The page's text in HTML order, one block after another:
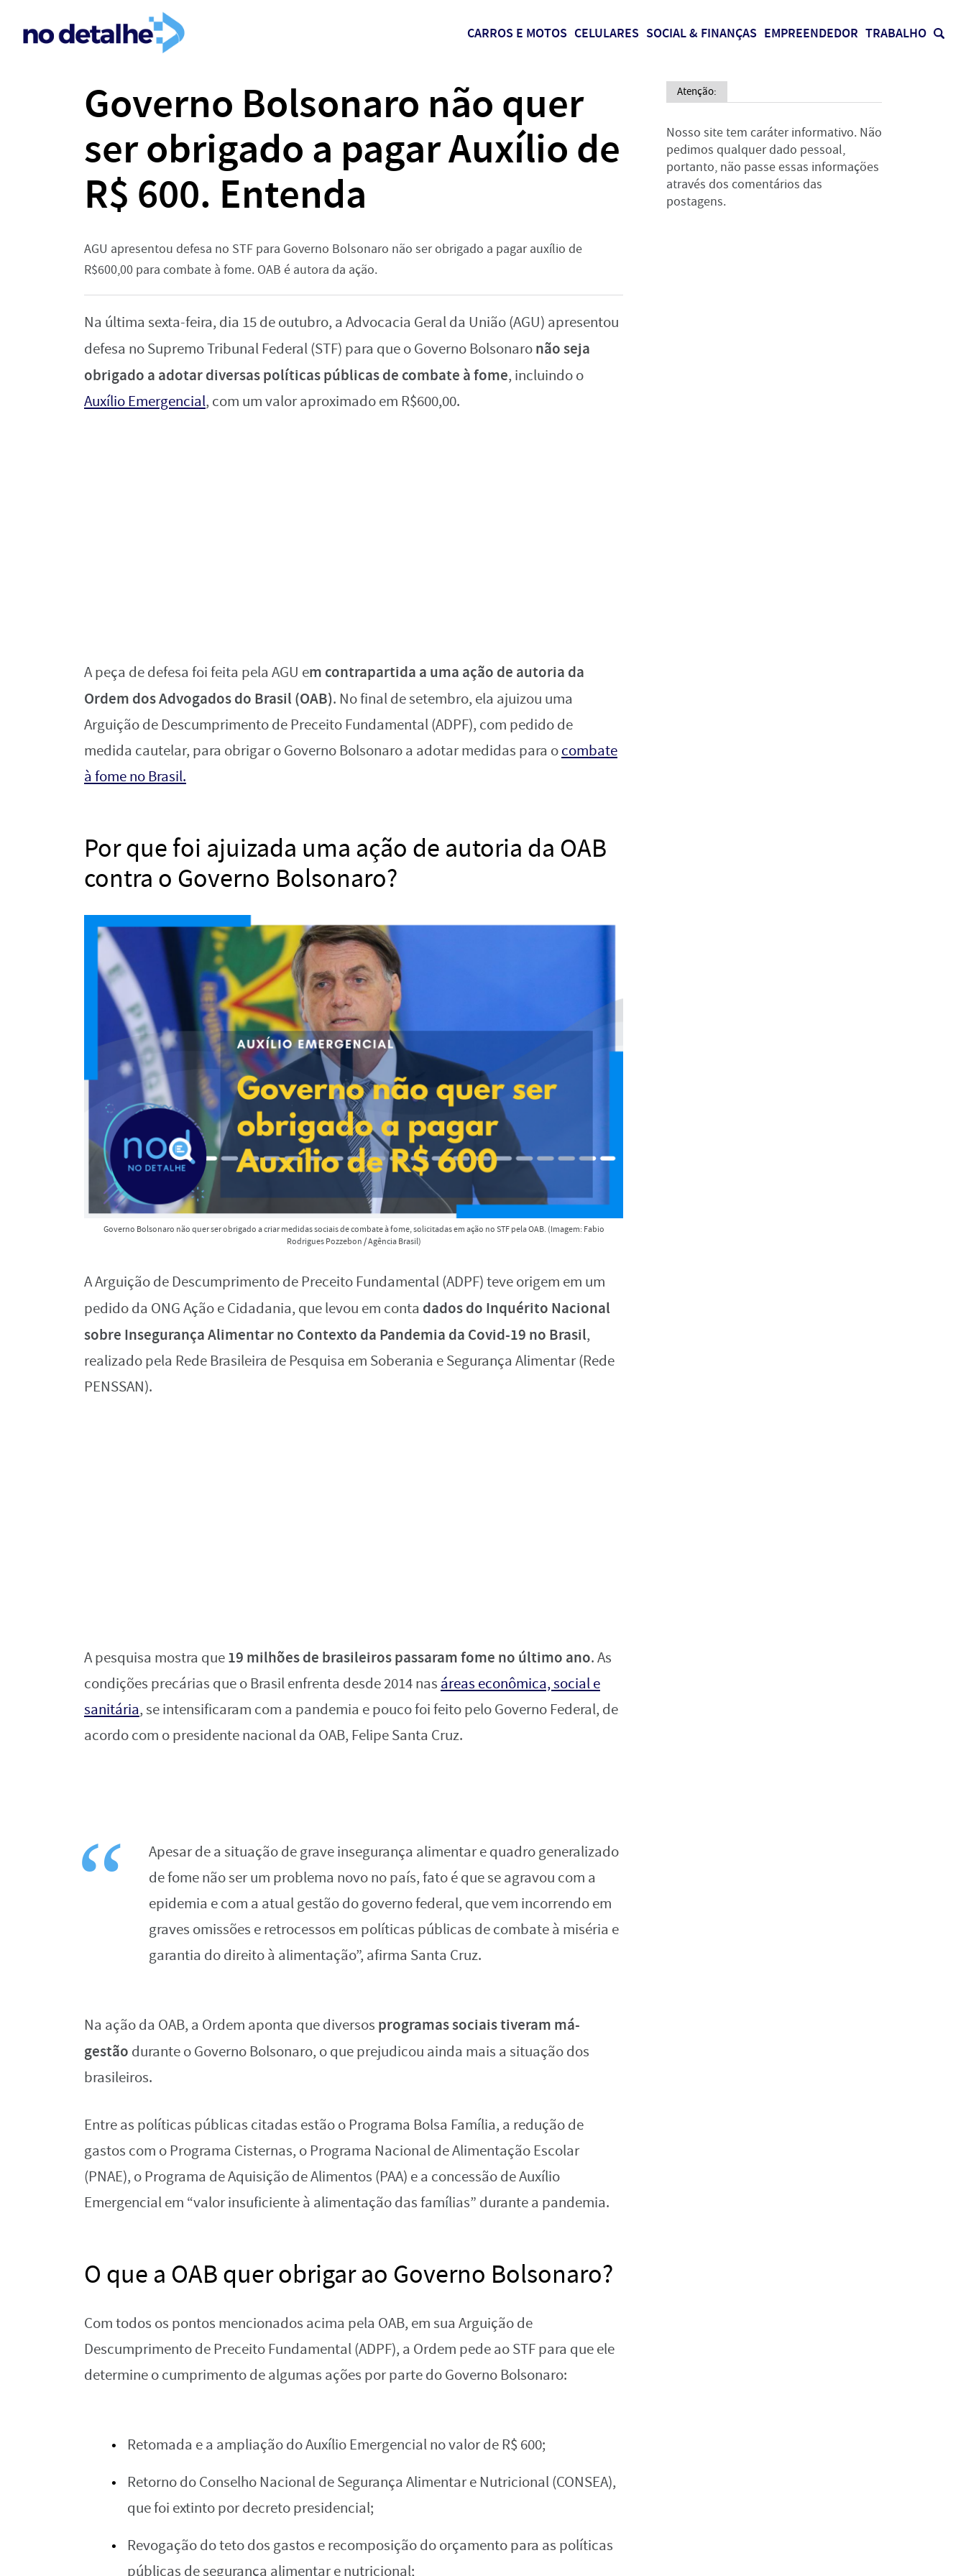
CARROS E MOTOS CELULARES SOCIAL & FINANÇAS EMPREENDEDOR TRABALHO
Governo Bolsonaro não quer
ser obrigado a pagar Auxílio de
R$ 600. Entenda
AGU apresentou defesa no STF para Governo Bolsonaro não ser obrigado a pagar auxílio de
R$600,00 para combate à fome. OAB é autora da ação.
Na última sexta-feira, dia 15 de outubro, a Advocacia Geral da União (AGU) apresentou
defesa no Supremo Tribunal Federal (STF) para que o Governo Bolsonaronão seja
obrigado a adotar diversas políticas públicas de combate à fome, incluindo o
Auxílio Emergencial, com um valor aproximado em R$600,00.
A peça de defesa foi feita pela AGU em contrapartida a uma ação de autoria da
Ordem dos Advogados do Brasil (OAB). No final de setembro, ela ajuizou uma
Arguição de Descumprimento de Preceito Fundamental (ADPF), com pedido de
medida cautelar, para obrigar o Governo Bolsonaro a adotar medidas para ocombate
à fome no Brasil.
Por que foi ajuizada uma ação de autoria da OAB
contra o Governo Bolsonaro?
Governo Bolsonaro não quer ser obrigado a criar medidas sociais de combate à fome, solicitadas em ação no STF pela OAB. (Imagem: Fabio
Rodrigues Pozzebon / Agência Brasil)
A Arguição de Descumprimento de Preceito Fundamental (ADPF) teve origem em um
pedido da ONG Ação e Cidadania, que levou em conta dados do Inquérito Nacional
sobre Insegurança Alimentar no Contexto da Pandemia da Covid-19 no Brasil,
realizado pela Rede Brasileira de Pesquisa em Soberania e Segurança Alimentar (Rede
PENSSAN).
A pesquisa mostra que19 milhões de brasileiros passaram fome no último ano. As
condições precárias que o Brasil enfrenta desde 2014 nas áreas econômica, social e
sanitária, se intensificaram com a pandemia e pouco foi feito pelo Governo Federal, de
acordo com o presidente nacional da OAB, Felipe Santa Cruz.
Apesar de a situação de grave insegurança alimentar e quadro generalizado
de fome não ser um problema novo no país, fato é que se agravou com a
epidemia e com a atual gestão do governo federal, que vem incorrendo em
graves omissões e retrocessos em políticas públicas de combate à miséria e
garantia do direito à alimentação”, afirma Santa Cruz.
Na ação da OAB, a Ordem aponta que diversos programas sociais tiveram má-
gestão durante o Governo Bolsonaro, o que prejudicou ainda mais a situação dos
brasileiros.
Entre as políticas públicas citadas estão o Programa Bolsa Família, a redução de
gastos com o Programa Cisternas, o Programa Nacional de Alimentação Escolar
(PNAE), o Programa de Aquisição de Alimentos (PAA) e a concessão de Auxílio
Emergencial em “valor insuficiente à alimentação das famílias” durante a pandemia.
O que a OAB quer obrigar ao Governo Bolsonaro?
Com todos os pontos mencionados acima pela OAB, em sua Arguição de
Descumprimento de Preceito Fundamental (ADPF), a Ordem pede ao STF para que ele
determine o cumprimento de algumas ações por parte do Governo Bolsonaro:
Retomada e a ampliação do Auxílio Emergencial no valor de R$ 600;
Retorno do Conselho Nacional de Segurança Alimentar e Nutricional (CONSEA),
que foi extinto por decreto presidencial;
Revogação do teto dos gastos e recomposição do orçamento para as políticas
públicas de segurança alimentar e nutricional;
Atenção:
Nosso site tem caráter informativo. Não
pedimos qualquer dado pessoal,
portanto, não passe essas informações
através dos comentários das
postagens.